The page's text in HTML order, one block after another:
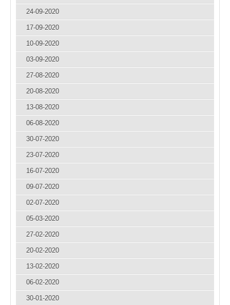
24-09-2020
17-09-2020
10-09-2020
03-09-2020
27-08-2020
20-08-2020
13-08-2020
06-08-2020
30-07-2020
23-07-2020
16-07-2020
09-07-2020
02-07-2020
05-03-2020
27-02-2020
20-02-2020
13-02-2020
06-02-2020
30-01-2020